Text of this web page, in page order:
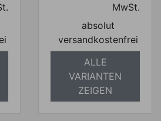
MwSt.
absolut
versandkostenfrei
ALLE
VARIANTEN
ZEIGEN